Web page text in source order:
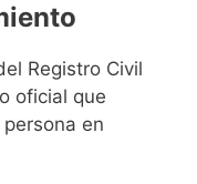
Registro Civil
oficial que
en